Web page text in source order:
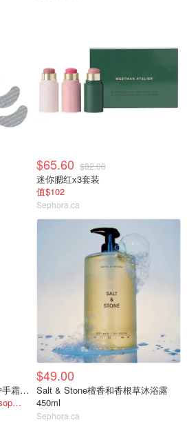
$65.60 $82.00
迷你腮红x3套装
值$102
Sephora.ca
Salt & Stone 佛手柑尤加利护手霜75ml
小编同款 超大1支 超好闻 aesop平替！
$49.00
Salt & Stone檀香和香根草沐浴露
450ml
Sephora.ca